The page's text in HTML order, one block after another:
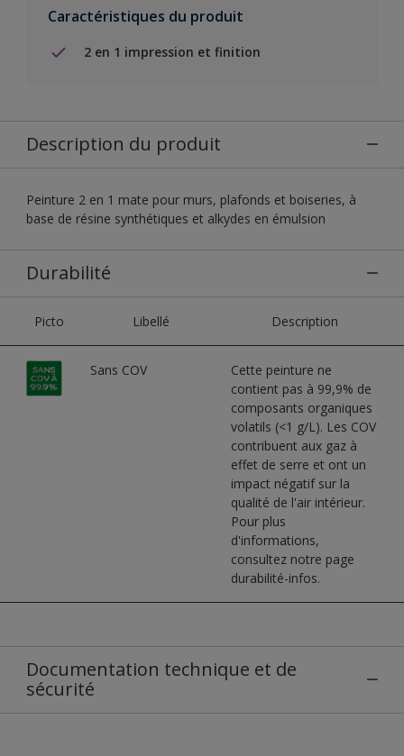
Caractéristiques du produit
2 en 1 impression et finition
Description du produit
Peinture 2 en 1 mate pour murs, plafonds et boiseries, à
base de résine synthétiques et alkydes en émulsion
Durabilité
Picto Libellé Description
Sans COV
Cette peinture ne
contient pas à 99,9% de
composants organiques
volatils (<1 g/L). Les COV
contribuent aux gaz à
effet de serre et ont un
impact négatif sur la
qualité de l'air intérieur.
Pour plus
d'informations,
consultez notre page
durabilité-infos.
Documentation technique et de
sécurité